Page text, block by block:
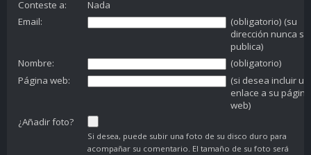
Conteste a:
Nada
Email:
(obligatorio) (su
dirección nunca se
publica)
Nombre:
(obligatorio)
Página web:
(si desea incluir un
enlace a su página
web)
¿Añadir foto?
Si desea, puede subir una foto de su disco duro para
acompañar su comentario. El tamaño de su foto será